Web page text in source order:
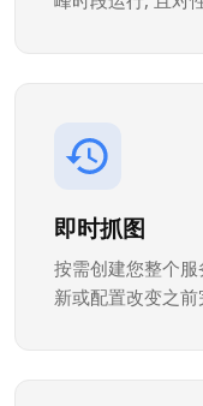
即时抓图
按需创建您整个
新或配置改变之